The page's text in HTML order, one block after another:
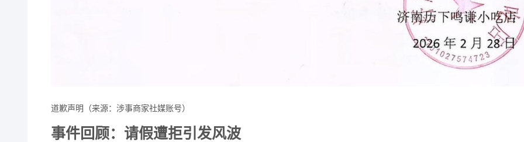
道歉声明（来源：涉事商家社媒账号）
事件回顾：请假遭拒引发风波